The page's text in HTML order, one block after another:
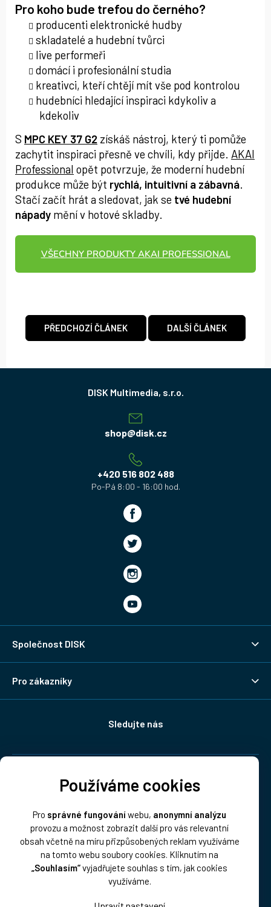
Používáme cookies
Pro správné fungováníwebu, anonymní analýzu
provozu a možnost zobrazit další pro vás relevantní
obsah včetně na míru přizpůsobených reklam využíváme
na tomto webu soubory cookies. Kliknutím na
„Souhlasím“vyjadřujete souhlas s tím, jak cookies
využíváme.
Pro koho bude trefou do černého?
producenti elektronické hudby
skladatelé a hudební tvůrci
live performeři
domácí i profesionální studia
kreativci, kteří chtějí mít vše pod kontrolou
hudebníci hledající inspiraci kdykoliv a
kdekoliv
S MPC KEY 37 G2 získáš nástroj, který ti pomůže
zachytit inspiraci přesně ve chvíli, kdy přijde. AKAI
Professional opět potvrzuje, že moderní hudební
produkce může být rychlá, intuitivní a zábavná.
Stačí začít hrát a sledovat, jak se tvé hudební
nápady mění v hotové skladby.
VŠECHNY PRODUKTY AKAI PROFESSIONAL
PŘEDCHOZÍ ČLÁNEK DALŠÍ ČLÁNEK
shop@disk.cz
+420 516 802 488
Společnost DISK
Pro zákazníky
Sledujte nás
Platba: